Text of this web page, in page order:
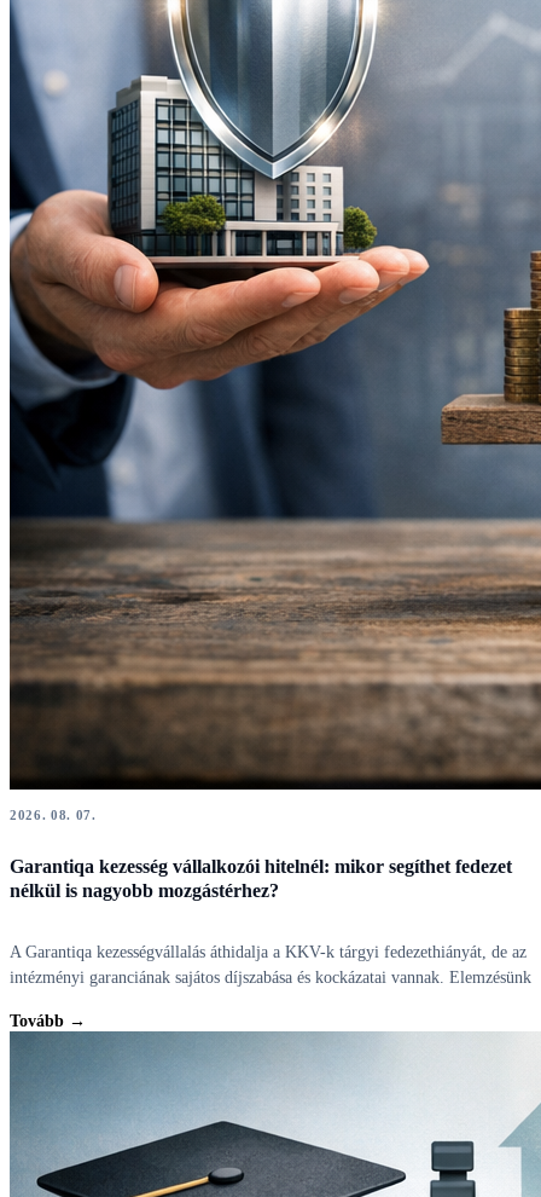
2026. 08. 07.
Garantiqa kezesség vállalkozói hitelnél: mikor segíthet fedezet
nélkül is nagyobb mozgástérhez?
A Garantiqa kezességvállalás áthidalja a KKV-k tárgyi fedezethiányát, de az
intézményi garanciának sajátos díjszabása és kockázatai vannak. Elemzésünk
Tovább →